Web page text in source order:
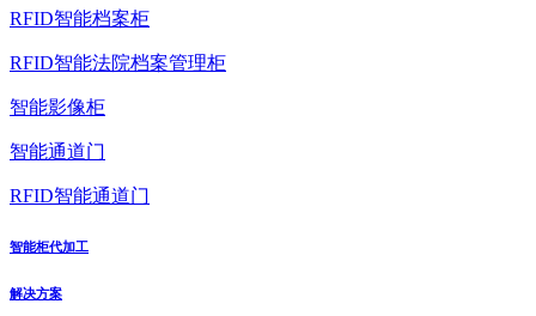
RFID智能档案柜
RFID智能法院档案管理柜
智能影像柜
智能通道门
RFID智能通道门
智能柜代加工
解决方案